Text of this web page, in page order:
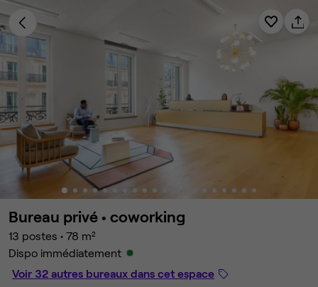
Bureau privé • coworking
13 postes • 78 m²
Dispo immédiatement
Voir 32 autres bureaux dans cet espace